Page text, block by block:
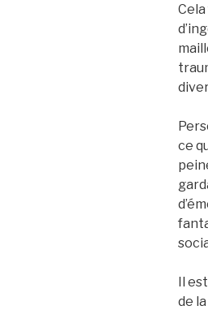
ce
Il
de